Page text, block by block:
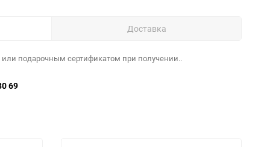
Доставка
подарочным сертификатом при получении..
69